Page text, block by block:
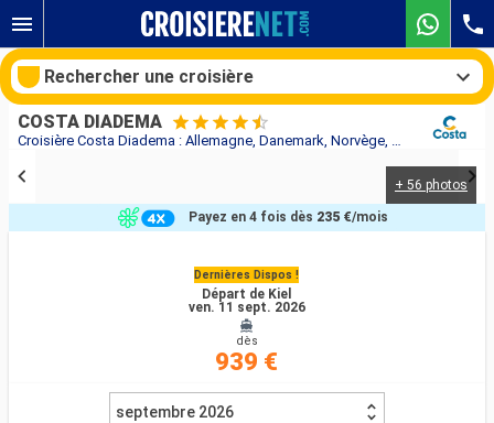
Croisière Costa Diadema : Allemagne, Danemark, Norvège, France, Espagne au départ de Kiel
COSTA DIADEMA
+ 56 photos
Dernières Dispos !
Départ de Kiel
ven. 11 sept. 2026
dès
939 €
Payez en 4 fois dès 235 €/mois
septembre 2026
Rechercher une croisière
Compagnies
Rechercher